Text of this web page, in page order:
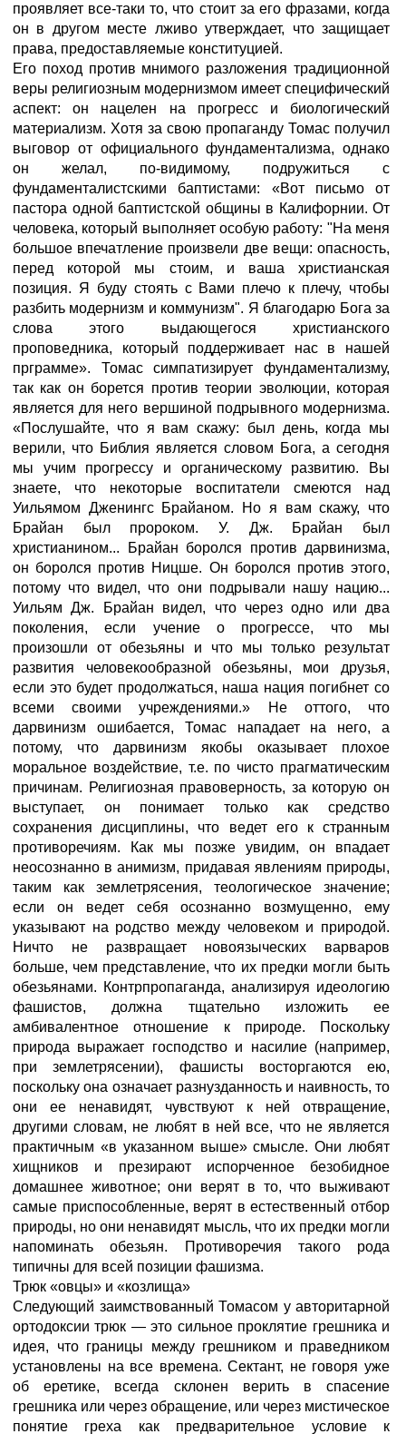
проявляет все-таки то, что стоит за его фразами, когда
он в другом месте лживо утверждает, что защищает
права, предоставляемые конституцией.
Его поход против мнимого разложения традиционной
веры религиозным модернизмом имеет специфический
аспект: он нацелен на прогресс и биологический
материализм. Хотя за свою пропаганду Томас получил
выговор от официального фундаментализма, однако
он желал, по-видимому, подружиться с
фундаменталистскими баптистами: «Вот письмо от
пастора одной баптистской общины в Калифорнии. От
человека, который выполняет особую работу: "На меня
большое впечатление произвели две вещи: опасность,
перед которой мы стоим, и ваша христианская
позиция. Я буду стоять с Вами плечо к плечу, чтобы
разбить модернизм и коммунизм". Я благодарю Бога за
слова этого выдающегося христианского
проповедника, который поддерживает нас в нашей
прграмме». Томас симпатизирует фундаментализму,
так как он борется против теории эволюции, которая
является для него вершиной подрывного модернизма.
«Послушайте, что я вам скажу: был день, когда мы
верили, что Библия является словом Бога, а сегодня
мы учим прогрессу и органическому развитию. Вы
знаете, что некоторые воспитатели смеются над
Уильямом Дженингс Брайаном. Но я вам скажу, что
Брайан был пророком. У. Дж. Брайан был
христианином... Брайан боролся против дарвинизма,
он боролся против Ницше. Он боролся против этого,
потому что видел, что они подрывали нашу нацию...
Уильям Дж. Брайан видел, что через одно или два
поколения, если учение о прогрессе, что мы
произошли от обезьяны и что мы только результат
развития человекообразной обезьяны, мои друзья,
если это будет продолжаться, наша нация погибнет со
всеми своими учреждениями.» Не оттого, что
дарвинизм ошибается, Томас нападает на него, а
потому, что дарвинизм якобы оказывает плохое
моральное воздействие, т.е. по чисто прагматическим
причинам. Религиозная правоверность, за которую он
выступает, он понимает только как средство
сохранения дисциплины, что ведет его к странным
противоречиям. Как мы позже увидим, он впадает
неосознанно в анимизм, придавая явлениям природы,
таким как землетрясения, теологическое значение;
если он ведет себя осознанно возмущенно, ему
указывают на родство между человеком и природой.
Ничто не развращает новоязыческих варваров
больше, чем представление, что их предки могли быть
обезьянами. Контрпропаганда, анализируя идеологию
фашистов, должна тщательно изложить ее
амбивалентное отношение к природе. Поскольку
природа выражает господство и насилие (например,
при землетрясении), фашисты восторгаются ею,
поскольку она означает разнузданность и наивность, то
они ее ненавидят, чувствуют к ней отвращение,
другими словам, не любят в ней все, что не является
практичным «в указанном выше» смысле. Они любят
хищников и презирают испорченное безобидное
домашнее животное; они верят в то, что выживают
самые приспособленные, верят в естественный отбор
природы, но они ненавидят мысль, что их предки могли
напоминать обезьян. Противоречия такого рода
типичны для всей позиции фашизма.
Трюк «овцы» и «козлища»
Следующий заимствованный Томасом у авторитарной
ортодоксии трюк — это сильное проклятие грешника и
идея, что границы между грешником и праведником
установлены на все времена. Сектант, не говоря уже
об еретике, всегда склонен верить в спасение
грешника или через обращение, или через мистическое
понятие греха как предварительное условие к